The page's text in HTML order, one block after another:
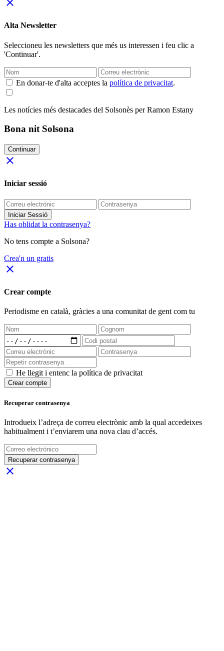
close
Alta Newsletter
Seleccioneu les newsletters que més us interessen i feu clic a
'Continuar'.
En donar-te d'alta acceptes la política de privacitat.
Les notícies més destacades del Solsonès per Ramon Estany
Bona nit Solsona
Continuar
close
Iniciar sessió
Iniciar Sessió
Has oblidat la contrasenya?
No tens compte a Solsona?
Crea'n un gratis
close
Crear compte
Periodisme en català, gràcies a una comunitat de gent com tu
He llegit i entenc la política de privacitat
Crear compte
Recuperar contrasenya
Introdueix l’adreça de correu electrònic amb la qual accedeixes
habitualment i t’enviarem una nova clau d’accés.
Recuperar contrasenya
close